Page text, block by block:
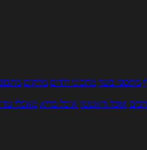
מתכוני בשר מתכוני ילדים מרקים
אוכל דיאטטי אוכל בריא מאכלי